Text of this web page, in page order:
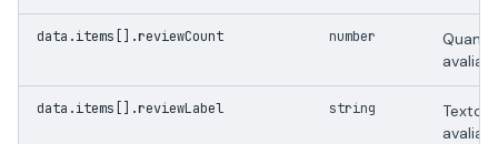
data.items[].reviewCount number
data.items[].reviewLabel string
Texto